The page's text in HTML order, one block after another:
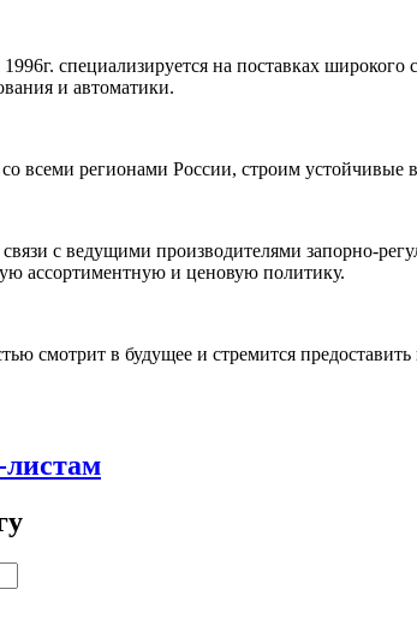
специализируется на поставках широкого
и автоматики.
всеми регионами России, строим
с ведущими производителями запорно-
ассортиментную и ценовую политику.
смотрит в будущее и стремится